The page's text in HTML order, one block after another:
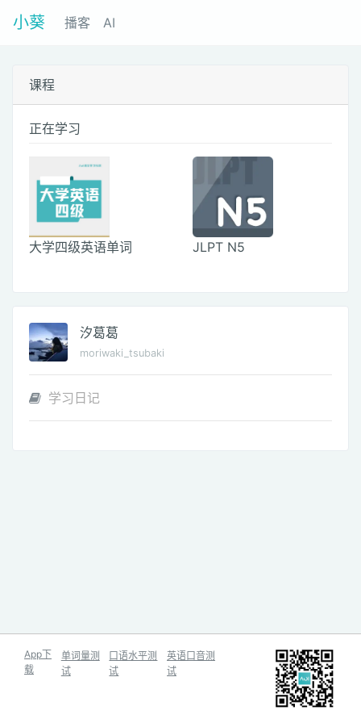
小葵 播客 AI
课程
正在学习
大学四级英语单词 JLPT N5
汐葛葛
moriwaki_tsubaki
学习日记
App下
载
单词量测
试
口语水平测
试
英语口音测
试